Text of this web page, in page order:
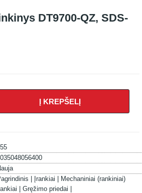
DT9700-QZ, SDS-
Į KREPŠELĮ
| Įrankiai |
Mechaniniai (rankiniai)
| Gręžimo priedai |